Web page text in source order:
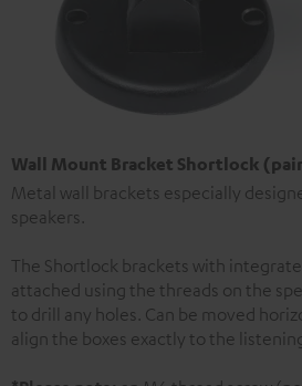
Wall Mount Bracket Shortlock
Metal wall brackets especially
speakers.
The Shortlock brackets with
attached using the threads on the
to drill any holes. Can be moved
align the boxes exactly to the